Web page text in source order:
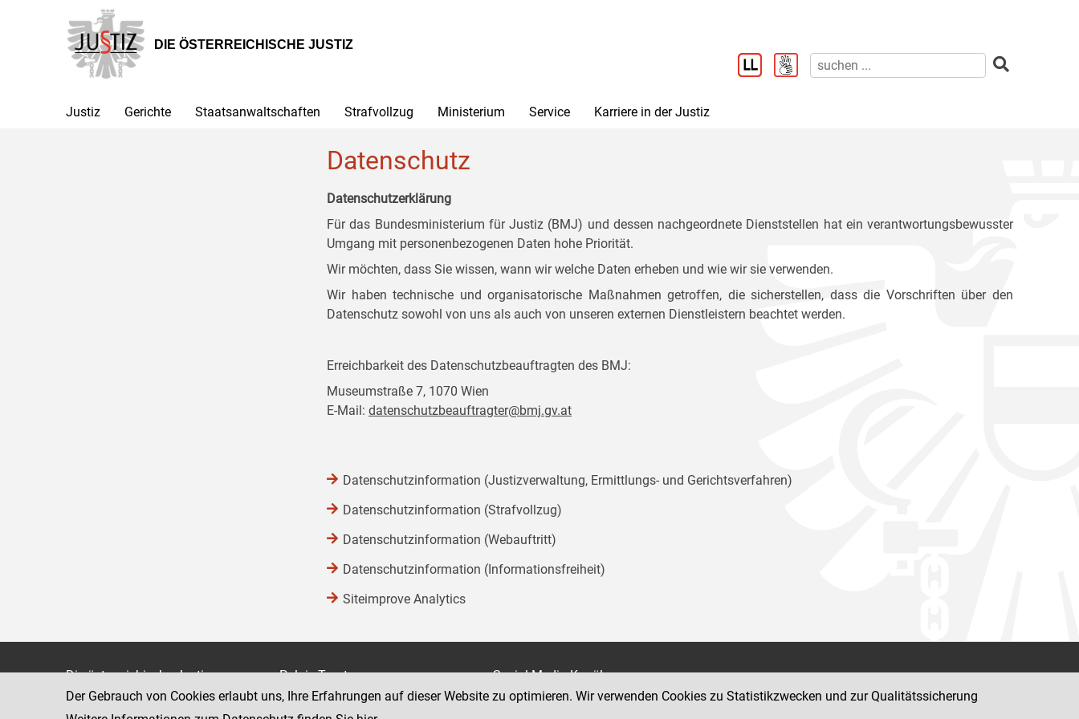
Hauptnavigation
[1]
Inhalt
[2]
Untermenü
[3]
DIE ÖSTERREICHISCHE JUSTIZ
Justiz Gerichte Staatsanwaltschaften Strafvollzug Ministerium Service Karriere in der Justiz
Datenschutz
Datenschutzerklärung
Für das Bundesministerium für Justiz (BMJ) und dessen nachgeordnete Dienststellen hat ein verantwortungsbewusster
Umgang mit personenbezogenen Daten hohe Priorität.
Wir möchten, dass Sie wissen, wann wir welche Daten erheben und wie wir sie verwenden.
Wir haben technische und organisatorische Maßnahmen getroffen, die sicherstellen, dass die Vorschriften über den
Datenschutz sowohl von uns als auch von unseren externen Dienstleistern beachtet werden.
Erreichbarkeit des Datenschutzbeauftragten des BMJ:
Museumstraße 7, 1070 Wien
E-Mail: datenschutzbeauftragter@bmj.gv.at
Datenschutzinformation (Justizverwaltung, Ermittlungs- und Gerichtsverfahren)
Datenschutzinformation (Strafvollzug)
Datenschutzinformation (Webauftritt)
Datenschutzinformation (Informationsfreiheit)
Siteimprove Analytics
Die österreichische Justiz
Bundesministerium für Justiz
Palais Trautson
Museumstraße 7
1070 Wien
Social Media Kanäle
der Justiz und des BMJ
Der Gebrauch von Cookies erlaubt uns, Ihre Erfahrungen auf dieser Website zu optimieren. Wir verwenden Cookies zu Statistikzwecken und zur Qualitätssicherung